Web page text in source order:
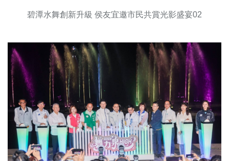
碧潭水舞創新升級 侯友宜邀市民共賞光影盛宴02